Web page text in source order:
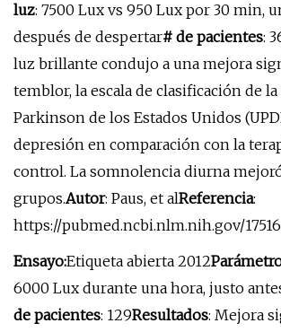
luz: 7500 Lux vs 950 Lux por 30 min,
después de despertar# de pacientes:
luz brillante condujo a una mejora
temblor, la escala de clasificación de
Parkinson de los Estados Unidos
depresión en comparación con la
control. La somnolencia diurna
grupos.Autor: Paus, et alReferencia:
https://pubmed.ncbi.nlm.nih.gov/
Ensayo:Etiqueta abierta 2012
6000 Lux durante una hora, justo
de pacientes: 129Resultados: Mejora